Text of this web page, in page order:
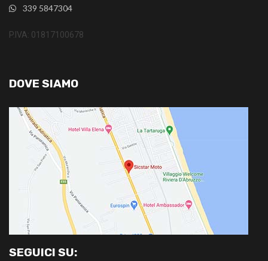
339 5847304
P.IVA: 01817100678
DOVE SIAMO
SEGUICI SU: